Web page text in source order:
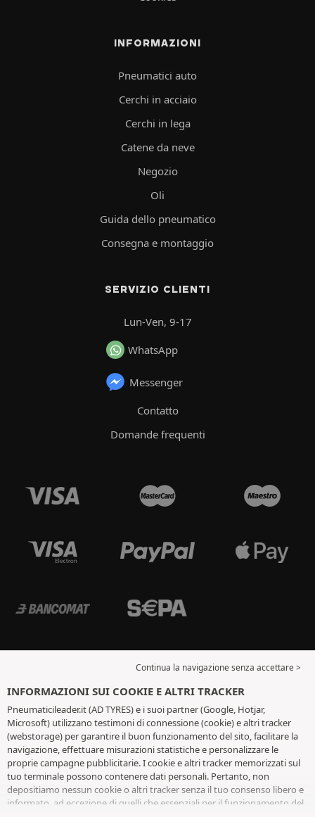
INFORMAZIONI
Pneumatici auto
Cerchi in acciaio
Cerchi in lega
Catene da neve
Negozio
Oli
Guida dello pneumatico
Consegna e montaggio
SERVIZIO CLIENTI
Lun-Ven, 9-17
WhatsApp
Messenger
Contatto
Domande frequenti
Continua la navigazione senza accettare >
INFORMAZIONI SUI COOKIE E ALTRI TRACKER
Pneumaticileader.it (AD TYRES) e i suoi partner (Google, Hotjar,
Microsoft) utilizzano testimoni di connessione (cookie) e altri tracker
(webstorage) per garantire il buon funzionamento del sito, facilitare la
navigazione, effettuare misurazioni statistiche e personalizzare le
proprie campagne pubblicitarie. I cookie e altri tracker memorizzati sul
tuo terminale possono contenere dati personali. Pertanto, non
depositiamo nessun cookie o altri tracker senza il tuo consenso libero e
informato, ad eccezione di quelli che essenziali per il funzionamento del